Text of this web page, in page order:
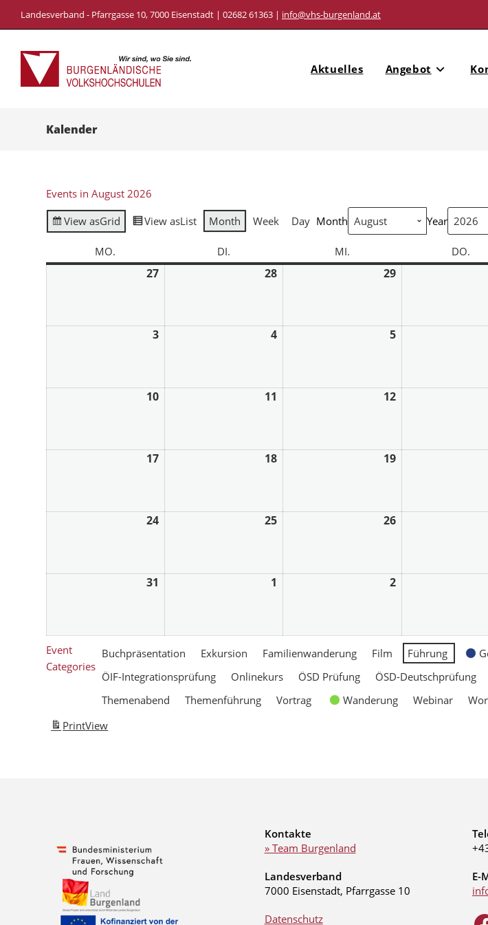
Landesverband - Pfarrgasse 10, 7000 Eisenstadt | 02682 61363 | info@vhs-burgenland.at
Aktuelles Angebot
Kalender
Events in August 2026
View asGrid View asList Month Week Day Month Year
MO. DI. MI. DO.
27 28 29
3 4 5
10 11 12
17 18 19
24 25 26
31 1 2
Event
Categories
Buchpräsentation Exkursion Familienwanderung Film Führung
ÖIF-Integrationsprüfung
Onlinekurs ÖSD Prüfung ÖSD-Deutschprüfung
Themenabend
Themenführung Vortrag Wanderung Webinar
PrintView
Kontakte
» Team Burgenland
Landesverband
7000 Eisenstadt, Pfarrgasse 10
Datenschutz
E-